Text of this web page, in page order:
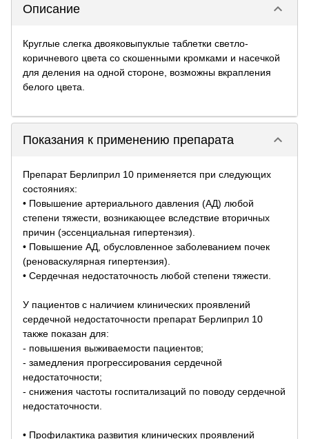
Описание keyboard_arrow_down
Круглые слегка двояковыпуклые таблетки светло-
коричневого цвета со скошенными кромками и насечкой
для деления на одной стороне, возможны вкрапления
белого цвета.
Показания к применению препарата keyboard_arrow_down
Препарат Берлиприл 10 применяется при следующих
состояниях:
• Повышение артериального давления (АД) любой
степени тяжести, возникающее вследствие вторичных
причин (эссенциальная гипертензия).
• Повышение АД, обусловленное заболеванием почек
(реноваскулярная гипертензия).
• Сердечная недостаточность любой степени тяжести.
У пациентов с наличием клинических проявлений
сердечной недостаточности препарат Берлиприл 10
также показан для:
- повышения выживаемости пациентов;
- замедления прогрессирования сердечной
недостаточности;
- снижения частоты госпитализаций по поводу сердечной
недостаточности.
• Профилактика развития клинических проявлений